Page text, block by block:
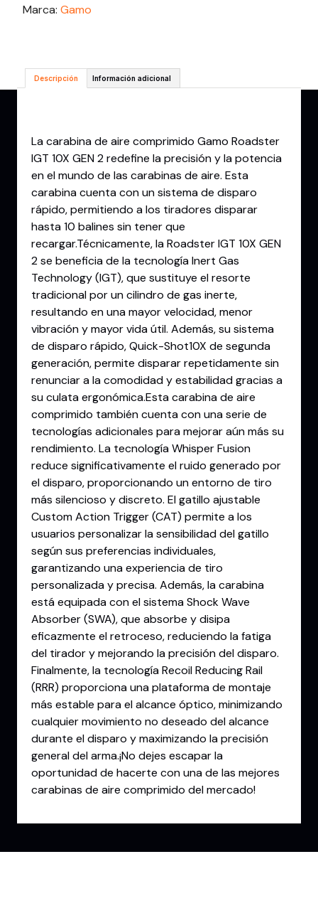
Marca: Gamo
Descripción Información adicional
La carabina de aire comprimido Gamo Roadster
IGT 10X GEN 2 redefine la precisión y la potencia
en el mundo de las carabinas de aire. Esta
carabina cuenta con un sistema de disparo
rápido, permitiendo a los tiradores disparar
hasta 10 balines sin tener que
recargar.Técnicamente, la Roadster IGT 10X GEN
2 se beneficia de la tecnología Inert Gas
Technology (IGT), que sustituye el resorte
tradicional por un cilindro de gas inerte,
resultando en una mayor velocidad, menor
vibración y mayor vida útil. Además, su sistema
de disparo rápido, Quick-Shot10X de segunda
generación, permite disparar repetidamente sin
renunciar a la comodidad y estabilidad gracias a
su culata ergonómica.Esta carabina de aire
comprimido también cuenta con una serie de
tecnologías adicionales para mejorar aún más su
rendimiento. La tecnología Whisper Fusion
reduce significativamente el ruido generado por
el disparo, proporcionando un entorno de tiro
más silencioso y discreto. El gatillo ajustable
Custom Action Trigger (CAT) permite a los
usuarios personalizar la sensibilidad del gatillo
según sus preferencias individuales,
garantizando una experiencia de tiro
personalizada y precisa. Además, la carabina
está equipada con el sistema Shock Wave
Absorber (SWA), que absorbe y disipa
eficazmente el retroceso, reduciendo la fatiga
del tirador y mejorando la precisión del disparo.
Finalmente, la tecnología Recoil Reducing Rail
(RRR) proporciona una plataforma de montaje
más estable para el alcance óptico, minimizando
cualquier movimiento no deseado del alcance
durante el disparo y maximizando la precisión
general del arma.¡No dejes escapar la
oportunidad de hacerte con una de las mejores
carabinas de aire comprimido del mercado!